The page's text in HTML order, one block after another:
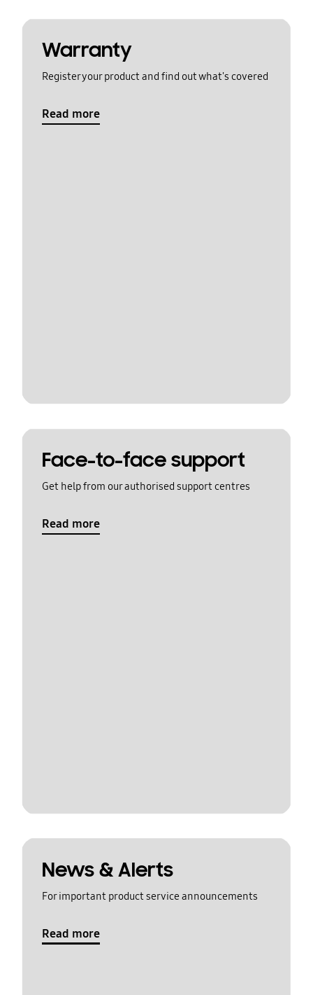
Warranty
Register your product and find out what's covered
Read more
Face-to-face support
Get help from our authorised support centres
Read more
News & Alerts
For important product service announcements
Read more